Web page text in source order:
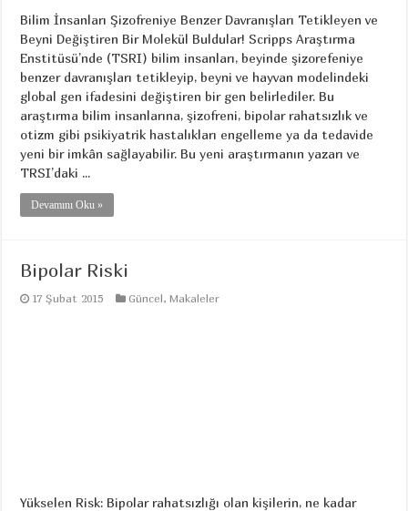
Bilim İnsanları Şizofreniye Benzer Davranışları Tetikleyen ve
Beyni Değiştiren Bir Molekül Buldular! Scripps Araştırma
Enstitüsü’nde (TSRI) bilim insanları, beyinde şizorefeniye
benzer davranışları tetikleyip, beyni ve hayvan modelindeki
global gen ifadesini değiştiren bir gen belirlediler. Bu
araştırma bilim insanlarına, şizofreni, bipolar rahatsızlık ve
otizm gibi psikiyatrik hastalıkları engelleme ya da tedavide
yeni bir imkân sağlayabilir. Bu yeni araştırmanın yazarı ve
TRSI’daki ...
Devamını Oku »
Bipolar Riski
17 Şubat 2015 Güncel,Makaleler
Yükselen Risk: Bipolar rahatsızlığı olan kişilerin, ne kadar